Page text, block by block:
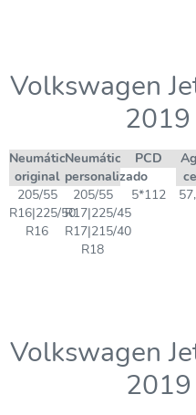
Volkswagen
2019
Neumático
original
Neumático
personalizado
PCD
205/55
R16|225/50
R16
205/55
R17|225/45
R17|215/40
R18
5*112
Volkswagen
2019